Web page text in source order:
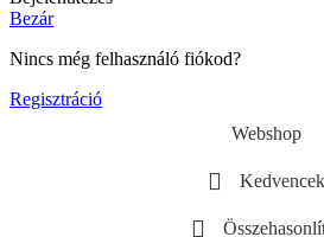
Bezár
Nincs még felhasználó fiókod?
Regisztráció
Webshop
Kedvencek